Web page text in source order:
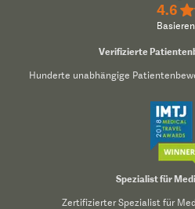
4.6
Verifizierte
Hunderte unabhängige
Spezialist für
Zertifizierter Spezialist für